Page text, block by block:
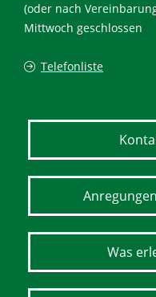
(oder nach
Mittwoch geschlossen
Telefonliste
Was